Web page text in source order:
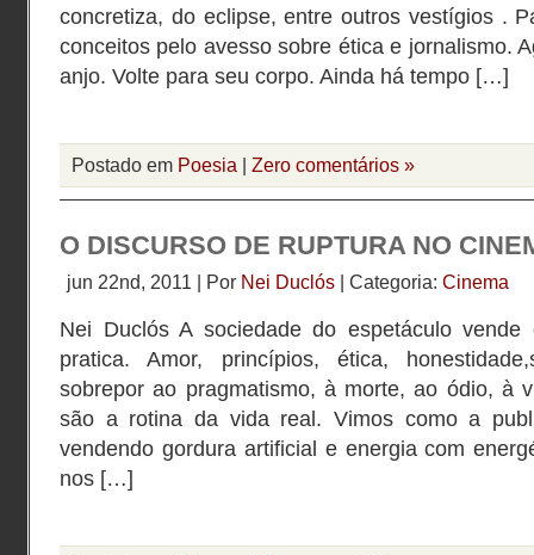
concretiza, do eclipse, entre outros vestígios .
conceitos pelo avesso sobre ética e jornalismo.
anjo. Volte para seu corpo. Ainda há tempo […]
Postado em Poesia | Zero comentários »
O DISCURSO DE RUPTURA NO
jun 22nd, 2011 | Por Nei Duclós | Categoria: Cinema
Nei Duclós A sociedade do espetáculo
pratica. Amor, princípios, ética,
sobrepor ao pragmatismo, à morte, ao ódio, à
são a rotina da vida real. Vimos como a
vendendo gordura artificial e energia com
nos […]